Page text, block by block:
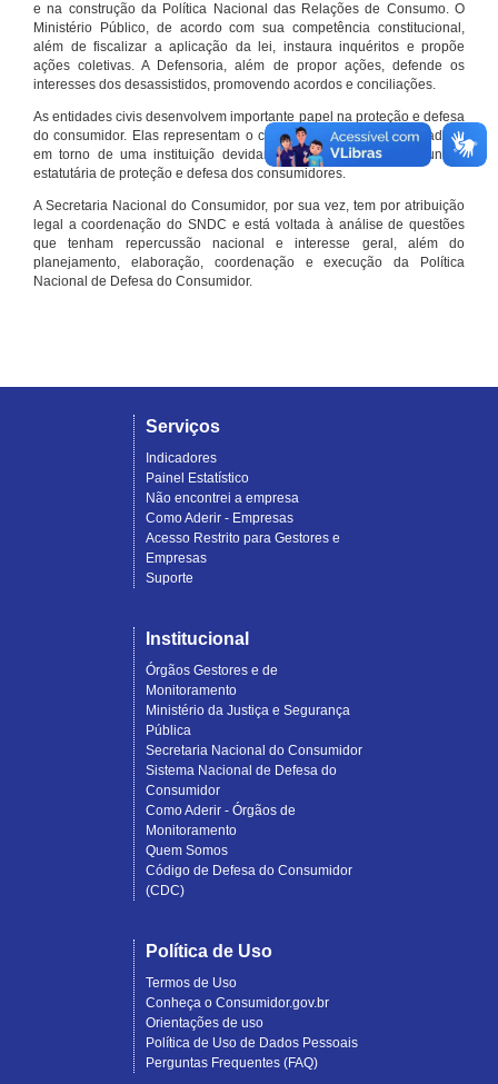
e na construção da Política Nacional das Relações de Consumo. O
Ministério Público, de acordo com sua competência constitucional,
além de fiscalizar a aplicação da lei, instaura inquéritos e propõe
ações coletivas. A Defensoria, além de propor ações, defende os
interesses dos desassistidos, promovendo acordos e conciliações.
As entidades civis desenvolvem importante papel na proteção e defesa
do consumidor. Elas representam o conjunto organizado de cidadãos
em torno de uma instituição devidamente registrada e com função
estatutária de proteção e defesa dos consumidores.
A Secretaria Nacional do Consumidor, por sua vez, tem por atribuição
legal a coordenação do SNDC e está voltada à análise de questões
que tenham repercussão nacional e interesse geral, além do
planejamento, elaboração, coordenação e execução da Política
Nacional de Defesa do Consumidor.
Serviços
Indicadores
Painel Estatístico
Não encontrei a empresa
Como Aderir - Empresas
Acesso Restrito para Gestores e
Empresas
Suporte
Institucional
Órgãos Gestores e de
Monitoramento
Ministério da Justiça e Segurança
Pública
Secretaria Nacional do Consumidor
Sistema Nacional de Defesa do
Consumidor
Como Aderir - Órgãos de
Monitoramento
Quem Somos
Código de Defesa do Consumidor
(CDC)
Política de Uso
Termos de Uso
Conheça o Consumidor.gov.br
Orientações de uso
Política de Uso de Dados Pessoais
Perguntas Frequentes (FAQ)